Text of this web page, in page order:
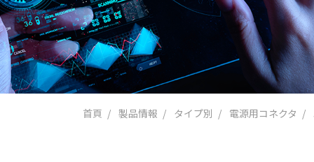
首頁 製品情報 タイプ別 電源用コネクタ